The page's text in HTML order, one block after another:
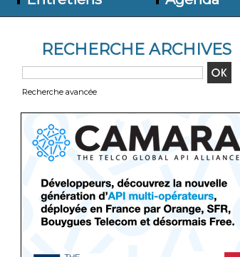
RECHERCHE ARCHIVES
Recherche avancée